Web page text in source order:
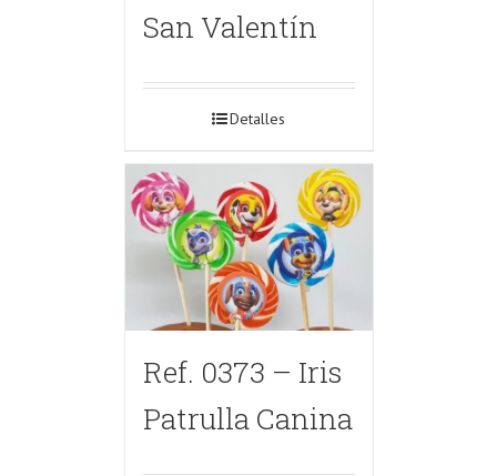
San Valentín
Detalles
Ref. 0373 – Iris
Patrulla Canina